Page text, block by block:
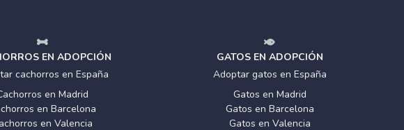
EN ADOPCIÓN
cachorros en España
en Madrid
en Barcelona
en Valencia
GATOS EN ADOPCIÓN
Adoptar gatos en España
Gatos en Madrid
Gatos en Barcelona
Gatos en Valencia